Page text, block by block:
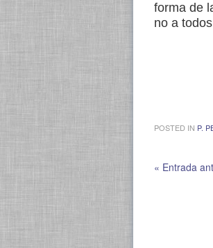
forma de
no a
POSTED IN P.
« Entrada